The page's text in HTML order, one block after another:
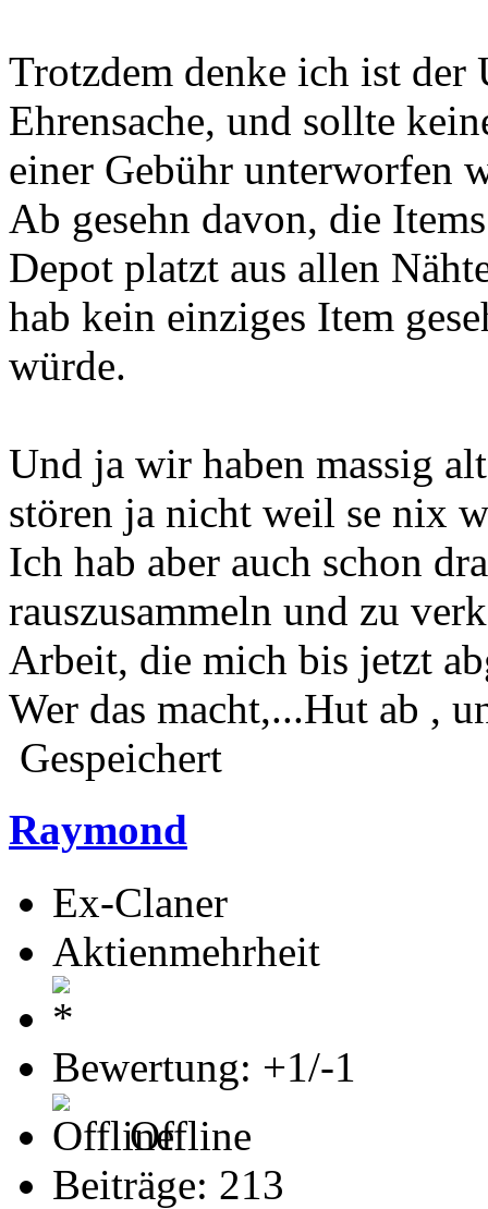
Trotzdem denke ich ist der
Ehrensache, und sollte
einer Gebühr unterworfen
Ab gesehn davon, die
Depot platzt aus allen
hab kein einziges Item
würde.
Und ja wir haben massig
stören ja nicht weil se nix
Ich hab aber auch schon
rauszusammeln und zu
Arbeit, die mich bis jetzt
Wer das macht,...Hut ab ,
Gespeichert
Raymond
Ex-Claner
Aktienmehrheit
Bewertung: +1/-1
Offline
Beiträge: 213